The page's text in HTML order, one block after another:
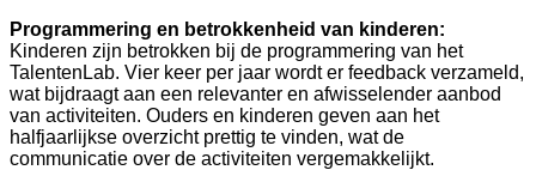
Programmering en betrokkenheid van kinderen:
Kinderen zijn betrokken bij de programmering van het
TalentenLab. Vier keer per jaar wordt er feedback verzameld,
wat bijdraagt aan een relevanter en afwisselender aanbod
van activiteiten. Ouders en kinderen geven aan het
halfjaarlijkse overzicht prettig te vinden, wat de
communicatie over de activiteiten vergemakkelijkt.